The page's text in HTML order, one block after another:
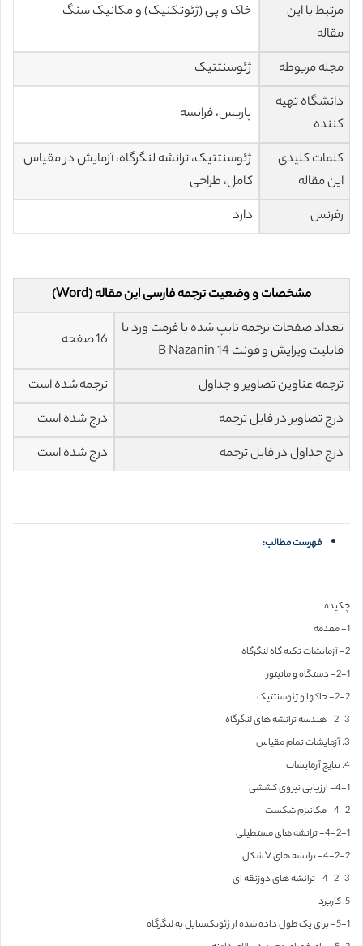
مرتبط با این
مقاله
خاک و پی (ژئوتکنیک) و مکانیک سنگ
مجله مربوطه
ژئوسنتتیک
دانشگاه تهیه
کننده
پاریس، فرانسه
کلمات کلیدی
این مقاله
ژئوسنتتیک، ترانشه لنگرگاه، آزمایش در مقیاس
کامل، طراحی
رفرنس
دارد
مشخصات و وضعیت ترجمه فارسی این مقاله (Word)
تعداد صفحات ترجمه تایپ شده با فرمت ورد با
قابلیت ویرایش و فونت 14 B Nazanin
16 صفحه
ترجمه عناوین تصاویر و جداول
ترجمه شده است
درج تصاویر در فایل ترجمه
درج شده است
درج جداول در فایل ترجمه
درج شده است
فهرست مطالب:
چکیده
1- مقدمه
2- آزمایشات تکیه گاه لنگرگاه
2-1- دستگاه و مانیتور
2-2- خاکها و ژئوسنتتیک
2-3- هندسه ترانشه های لنگرگاه
3. آزمایشات تمام مقیاس
4. نتایج آزمایشات
4-1- ارزیابی نیروی کششی
4-2- مکانیزم شکست
4-2-1- ترانشه های مستطیلی
4-2-2- ترانشه های V شکل
4-2-3- ترانشه های ذوزنقه ای
5. کاربرد
5-1- برای یک طول داده شده از ژئوتکستایل به لنگرگاه